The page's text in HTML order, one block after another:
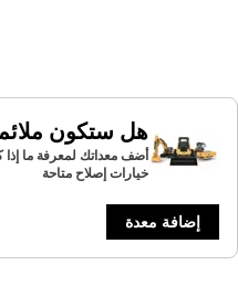
هل ستكون
أضف معداتك لمعرفة ما إذا
خيارات إصلاح متاحة
إضافة معدة